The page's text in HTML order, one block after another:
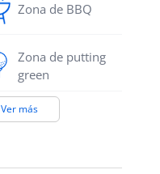
Zona de BBQ
Zona de putting
green
Ver más